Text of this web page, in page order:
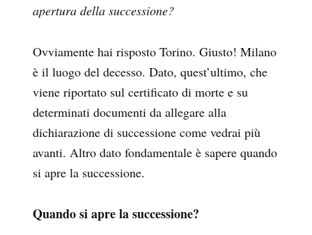
apertura della successione?
Ovviamente hai risposto Torino. Giusto! Milano
è il luogo del decesso. Dato, quest’ultimo, che
viene riportato sul certificato di morte e su
determinati documenti da allegare alla
dichiarazione di successione come vedrai più
avanti. Altro dato fondamentale è sapere quando
si apre la successione.
Quando si apre la successione?